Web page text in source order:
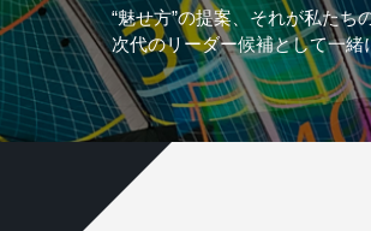
“魅せ方”の提案、それが私たち
次代のリーダー候補として一緒